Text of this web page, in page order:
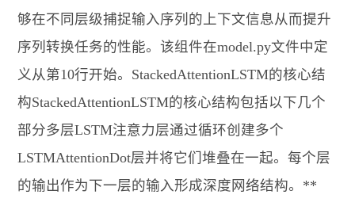
够在不同层级捕捉输入序列的上下文信息从而提升
序列转换任务的性能。该组件在model.py文件中定
义从第10行开始。StackedAttentionLSTM的核心结
构StackedAttentionLSTM的核心结构包括以下几个
部分多层LSTM注意力层通过循环创建多个
LSTMAttentionDot层并将它们堆叠在一起。每个层
的输出作为下一层的输入形成深度网络结构。**